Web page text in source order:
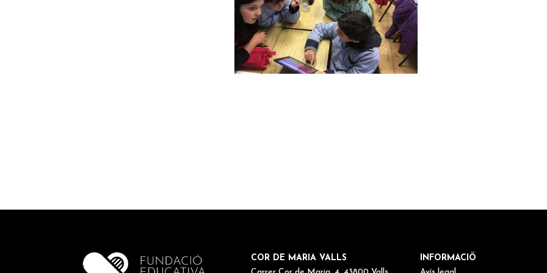
COR DE MARIA VALLS
INFORMACIÖ